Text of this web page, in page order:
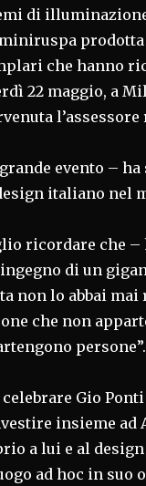
di
prodotta
che hanno
22 maggio, a
evento –
italiano nel
ricordare che –
di un
non lo abbai mai
che non
persone”.
celebrare Gio
insieme ad
a lui e al
ad hoc in suo